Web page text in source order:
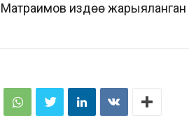
издөө